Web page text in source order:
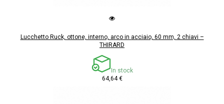
Lucchetto Ruck, ottone, interno, arco in acciaio, 60 mm, 2 chiavi –
THIRARD
In stock
64,64 €